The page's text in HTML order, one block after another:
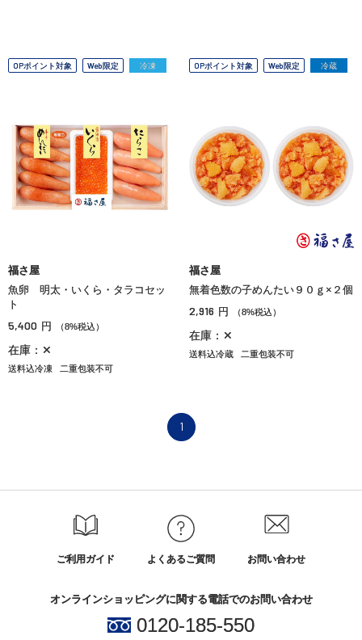
OPポイント対象 Web限定 冷凍
福さ屋
魚卵 明太・いくら・タラコセッ
ト
5,400 円 （8%税込）
在庫：✕
送料込冷凍 二重包装不可
OPポイント対象 Web限定 冷蔵
福さ屋
無着色数の子めんたい９０ｇ×２個
2,916 円 （8%税込）
在庫：✕
送料込冷蔵 二重包装不可
1
ご利用ガイド よくあるご質問 お問い合わせ
オンラインショッピングに関する電話でのお問い合わせ
0120-185-550